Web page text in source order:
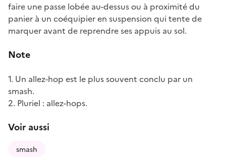
faire une passe lobée au-dessus ou à proximité du
panier à un coéquipier en suspension qui tente de
marquer avant de reprendre ses appuis au sol.
Note
1. Un allez-hop est le plus souvent conclu par un
smash.
2. Pluriel : allez-hops.
Voir aussi
smash